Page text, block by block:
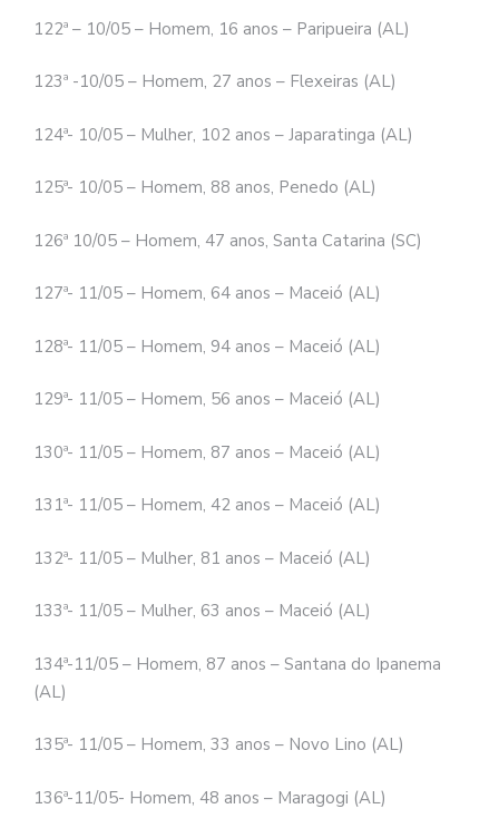
122ª – 10/05 – Homem, 16 anos – Paripueira (AL)
123ª -10/05 – Homem, 27 anos – Flexeiras (AL)
124ª- 10/05 – Mulher, 102 anos – Japaratinga (AL)
125ª- 10/05 – Homem, 88 anos, Penedo (AL)
126ª 10/05 – Homem, 47 anos, Santa Catarina (SC)
127ª- 11/05 – Homem, 64 anos – Maceió (AL)
128ª- 11/05 – Homem, 94 anos – Maceió (AL)
129ª- 11/05 – Homem, 56 anos – Maceió (AL)
130ª- 11/05 – Homem, 87 anos – Maceió (AL)
131ª- 11/05 – Homem, 42 anos – Maceió (AL)
132ª- 11/05 – Mulher, 81 anos – Maceió (AL)
133ª- 11/05 – Mulher, 63 anos – Maceió (AL)
134ª-11/05 – Homem, 87 anos – Santana do Ipanema
(AL)
135ª- 11/05 – Homem, 33 anos – Novo Lino (AL)
136ª-11/05- Homem, 48 anos – Maragogi (AL)